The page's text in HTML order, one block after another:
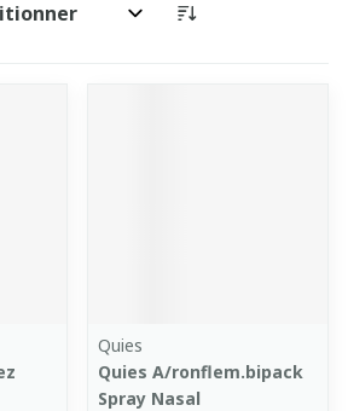
par:
Quies
Quies A/ronflem.bipack
Spray Nasal